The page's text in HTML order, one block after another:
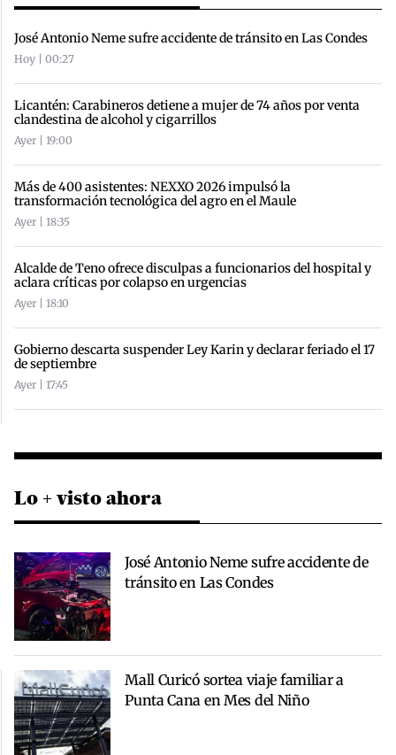
José Antonio Neme sufre accidente de tránsito en Las Condes
Hoy | 00:27
Licantén: Carabineros detiene a mujer de 74 años por venta
clandestina de alcohol y cigarrillos
Ayer | 19:00
Más de 400 asistentes: NEXXO 2026 impulsó la
transformación tecnológica del agro en el Maule
Ayer | 18:35
Alcalde de Teno ofrece disculpas a funcionarios del hospital y
aclara críticas por colapso en urgencias
Ayer | 18:10
Gobierno descarta suspender Ley Karin y declarar feriado el 17
de septiembre
Ayer | 17:45
Lo + visto ahora
José Antonio Neme sufre accidente de
tránsito en Las Condes
Mall Curicó sortea viaje familiar a
Punta Cana en Mes del Niño